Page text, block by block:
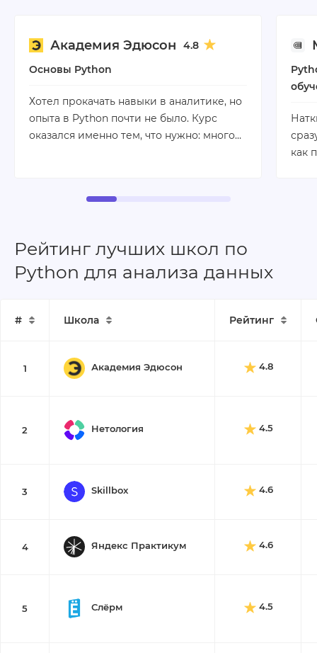
Академия Эдюсон
4.8
Основы Python
Хотел прокачать навыки в аналитике, но
опыта в Python почти не было. Курс
оказался именно тем, что нужно: много…
как
Рейтинг лучших школ по
Python для анализа данных
# Школа Рейтинг
1 Академия Эдюсон 4.8
2 Нетология 4.5
3 Skillbox 4.6
4 Яндекс Практикум 4.6
5 Слёрм 4.5